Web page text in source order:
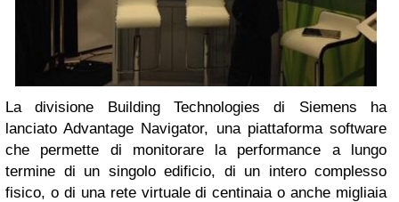
La divisione Building Technologies di Siemens ha
lanciato Advantage Navigator, una piattaforma software
che permette di monitorare la performance a lungo
termine di un singolo edificio, di un intero complesso
fisico, o di una rete virtuale di centinaia o anche migliaia